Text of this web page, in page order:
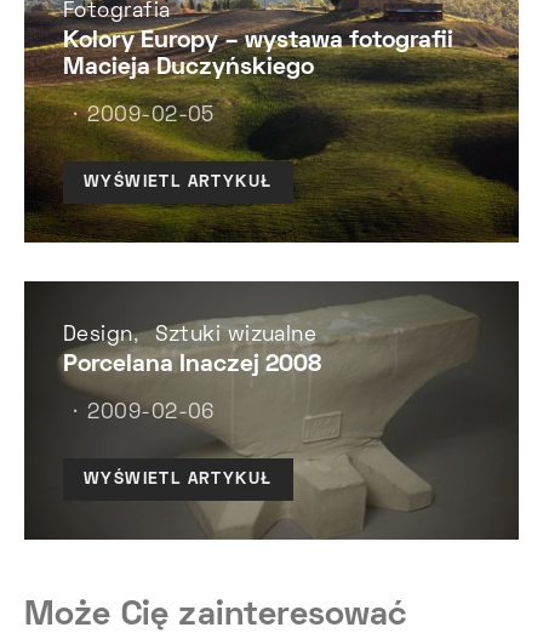
Fotografia
Kolory Europy – wystawa fotografii
Macieja Duczyńskiego
2009-02-05
WYŚWIETL ARTYKUŁ
Design Sztuki wizualne
Porcelana Inaczej 2008
2009-02-06
WYŚWIETL ARTYKUŁ
Może Cię zainteresować